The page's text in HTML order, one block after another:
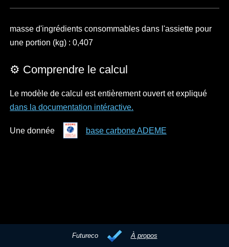
masse d'ingrédients consommables dans l'assiette pour
une portion (kg) : 0,407
⚙️ Comprendre le calcul
Le modèle de calcul est entièrement ouvert et expliqué
dans la documentation intéractive.
Une donnée base carbone ADEME
Futureco À propos